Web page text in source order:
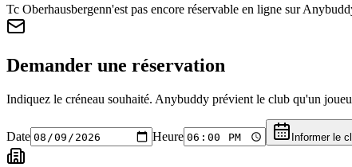
Tc Oberhausbergenn'est pas encore réservable en ligne sur
Demander une réservation
Indiquez le créneau souhaité. Anybuddy prévient le club qu'un
Date Heure Informer le